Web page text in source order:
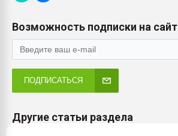
Возможность подписки на сайт
ПОДПИСАТЬСЯ
Другие статьи раздела